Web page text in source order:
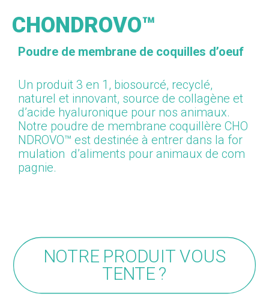
CHONDROVO™
Poudre de membrane de coquilles d’oeuf
Un produit 3 en 1, biosourcé, recyclé,
naturel et innovant, source de collagène et
d’acide hyaluronique pour nos animaux.
Notre poudre de membrane coquillère CHO
NDROVO™ est destinée à entrer dans la for
mulation d’aliments pour animaux de com
pagnie.
NOTRE PRODUIT VOUS
TENTE ?